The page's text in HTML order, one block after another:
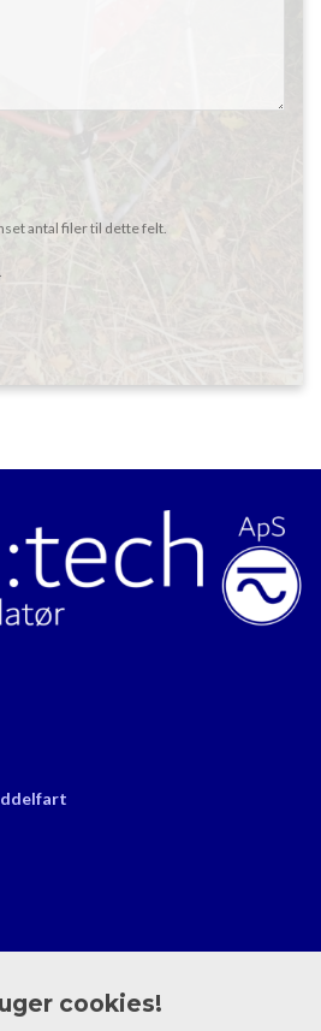
antal filer til dette felt.
cookies!